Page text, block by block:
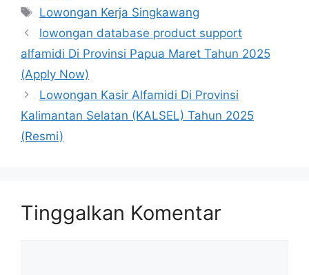
Tag
Lowongan Kerja Singkawang
lowongan database product support
alfamidi Di Provinsi Papua Maret Tahun 2025
(Apply Now)
Lowongan Kasir Alfamidi Di Provinsi
Kalimantan Selatan (KALSEL) Tahun 2025
(Resmi)
Tinggalkan Komentar